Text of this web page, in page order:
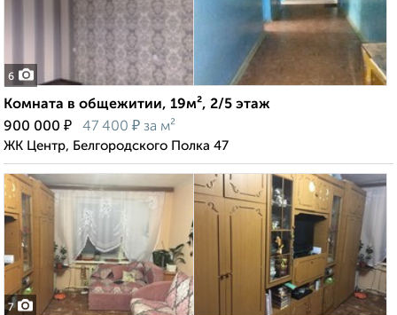
6
Комната в общежитии, 19м², 2/5 этаж
900 000 ₽ 47 400 ₽ за м²
ЖК Центр, Белгородского Полка 47
7